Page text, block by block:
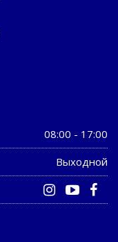
08:00 - 17:00
Выходной